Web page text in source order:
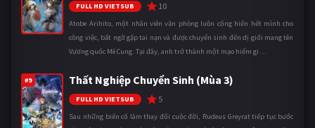
FULL HD VIETSUB 10
Atobe Arihito, một nhân viên văn phòng luôn cống hiến hết mình cho
công việc, bất ngờ gặp tai nạn và được chuyển sinh đến dị giới mang tên
Vương quốc Mê Cung. Tại đây, anh trở thành một mạo hiểm gi ...
#9 Thất Nghiệp Chuyển Sinh (Mùa 3)
FULL HD VIETSUB 5
Sau những biến cố làm thay đổi cuộc đời, Rudeus Greyrat tiếp tục bước